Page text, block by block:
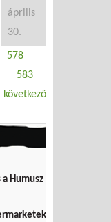
április
30.
578
583
következő
Humusz